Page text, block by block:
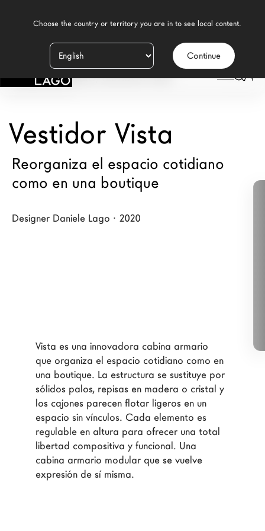
Continue
Productos
Configurador
Tiendas
Nuevos Productos MDW26
Press
Catálogos
Contactos
Language
DESIGN DORMITORIO MODERNO /
CABINAS ARMARIO/VESTIDOR VISTA
Vestidor Vista
Reorganiza el espacio cotidiano
como en una boutique
Designer Daniele Lago · 2020
Vista es una innovadora cabina armario
que organiza el espacio cotidiano como en
una boutique. La estructura se sustituye por
sólidos palos, repisas en madera o cristal y
los cajones parecen flotar ligeros en un
espacio sin vínculos. Cada elemento es
regulable en altura para ofrecer una total
libertad compositiva y funcional. Una
cabina armario modular que se vuelve
expresión de sí misma.